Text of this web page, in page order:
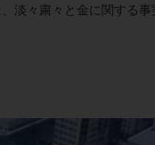
淡々粛々と金に関する